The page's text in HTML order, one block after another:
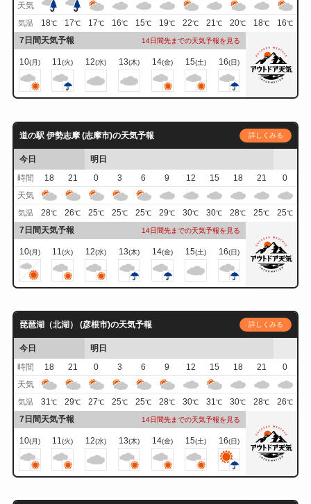
天気
気温 18℃ 17℃ 17℃ 16℃ 15℃ 19℃ 22℃ 21℃ 20℃ 18℃ 16℃
7日間天気予報 14日間先までの天気予報を見る
10(月) 11(火) 12(水) 13(木) 14(金) 15(土) 16(日)
道の駅 伊勢志摩 (志摩市)の天気予報 詳しくみる
今日
明日
時間
18 21 0 3 6 9 12 15 18 21
0
天気
気温 28℃ 26℃ 25℃ 25℃ 25℃ 29℃ 30℃ 30℃ 28℃ 25℃ 25℃
7日間天気予報 14日間先までの天気予報を見る
10(月) 11(火) 12(水) 13(木) 14(金) 15(土) 16(日)
琵琶湖（北湖） (彦根市)の天気予報 詳しくみる
今日
明日
時間
18 21 0 3 6 9 12 15 18 21
0
天気
気温 31℃ 29℃ 27℃ 25℃ 25℃ 28℃ 30℃ 31℃ 30℃ 28℃ 26℃
7日間天気予報 14日間先までの天気予報を見る
10(月) 11(火) 12(水) 13(木) 14(金) 15(土) 16(日)